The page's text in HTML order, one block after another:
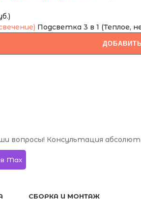
Подсветка 3 в 1 (Теплое,
вопросы! Консультация
Max
СБОРКА И МОНТАЖ